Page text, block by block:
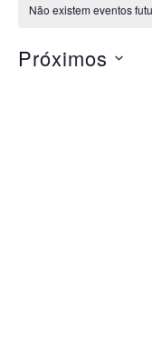
Não existem eventos
Próximos